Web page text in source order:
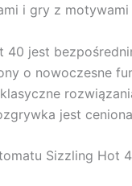
i gry z
40 jest
o nowoczesne
jest
Sizzling Hot